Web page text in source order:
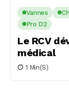
Vannes
Pro D2
Le RCV
médical
1 Min(s)